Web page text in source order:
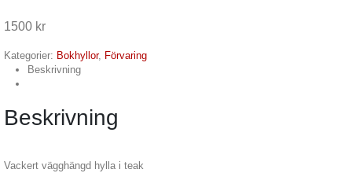
1500 kr
Kategorier: Bokhyllor, Förvaring
Beskrivning
Beskrivning
Vackert vägghängd hylla i teak